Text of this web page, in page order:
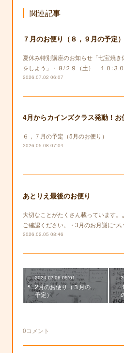
関連記事
７月のお便り（８，９月の予定）
夏休み特別講座のお知らせ「七宝焼き
をしよう」・８/２９（土） １０:３
2026.07.02 06:07
６，７月の予定（5月のお便り）
2026.05.08 07:04
あとりえ最後のお便り
大切なことがたくさん載っています。
ご確認ください。・3月のお月謝につ
2026.02.05 08:46
2024.02.06 05:01
2月のお便り（３月の
予定）
0コメント